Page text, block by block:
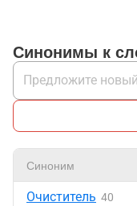
Синонимы к
Синоним
Очиститель 40